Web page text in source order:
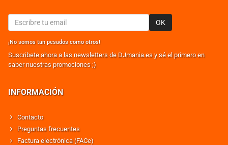
OK
¡No somos tan pesados como otros!
Suscribete ahora a las newsletters de DJmania.es y sé el primero en
saber nuestras promociones ;)
INFORMACIÓN
Contacto
Preguntas frecuentes
Factura electrónica (FACe)